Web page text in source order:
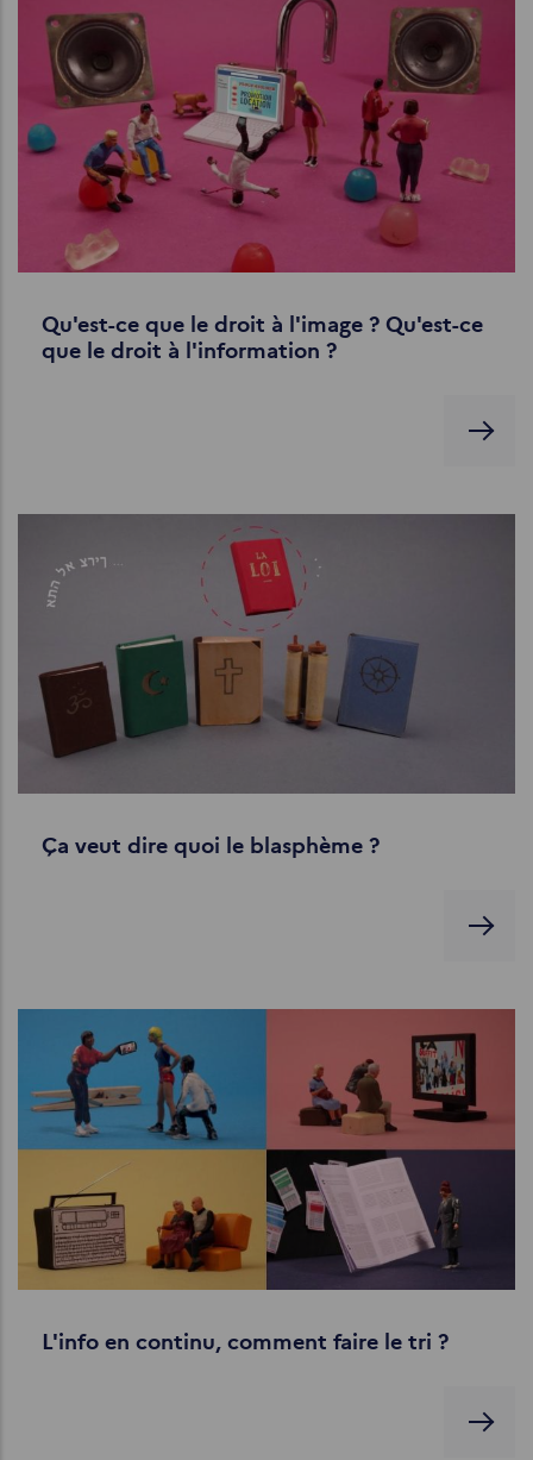
Qu'est-ce que le droit à l'image ? Qu'est-ce
que le droit à l'information ?
Ça veut dire quoi le blasphème ?
L'info en continu, comment faire le tri ?